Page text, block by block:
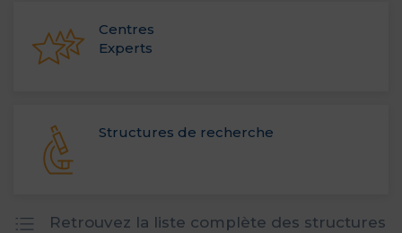
Centres
Experts
Structures de recherche
Retrouvez la liste complète des structures